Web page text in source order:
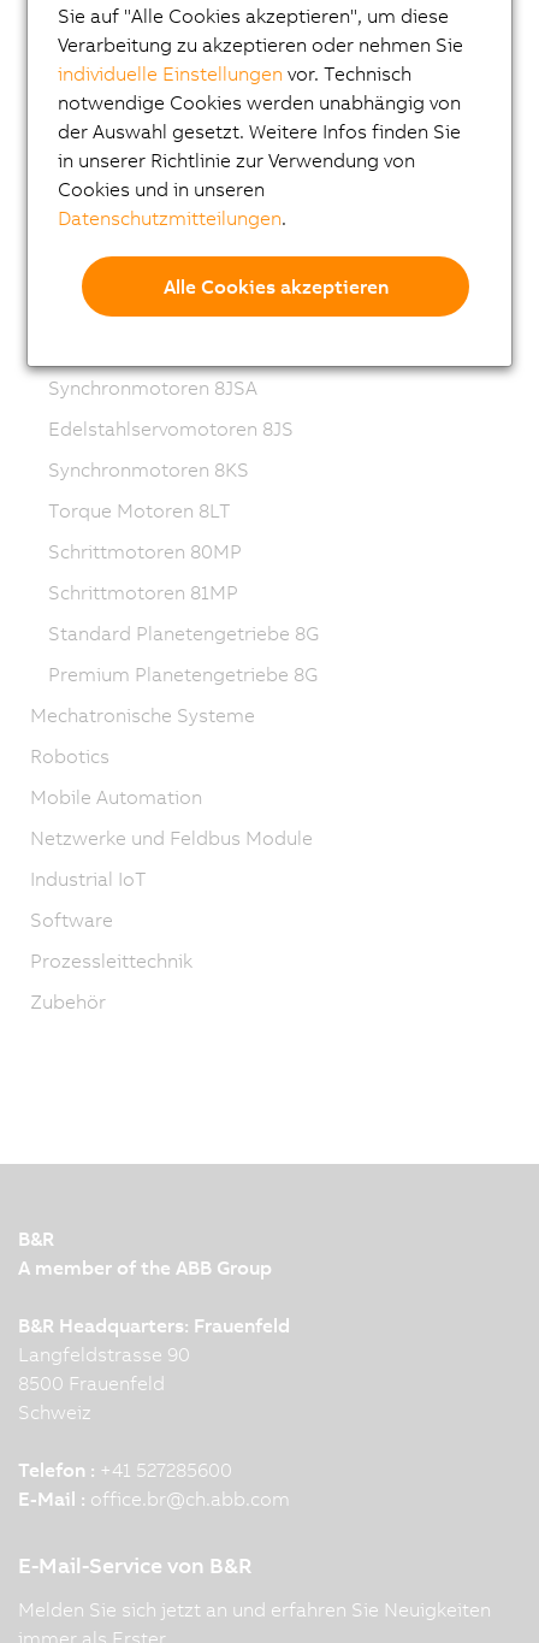
Synchronmotoren 8MS-4
ACOPOSmotor Compact
Servomotoren 8WSA
Getriebemotoren 8WSB
Synchronmotoren 8LVA
Getriebemotoren 8LVB
Synchronmotoren 8LWA
Synchronmotoren 8LS
Synchronmotoren 8JSA
Edelstahlservomotoren 8JS
Synchronmotoren 8KS
Torque Motoren 8LT
Schrittmotoren 80MP
Schrittmotoren 81MP
Standard Planetengetriebe 8G
Premium Planetengetriebe 8G
Mechatronische Systeme
Robotics
Mobile Automation
Netzwerke und Feldbus Module
Industrial IoT
Software
Prozessleittechnik
Zubehör
B&R
A member of the ABB Group
B&R Headquarters: Frauenfeld
Langfeldstrasse 90
8500 Frauenfeld
Schweiz
Telefon : +41 527285600
E-Mail : office.br@ch.abb.com
E-Mail-Service von B&R
Melden Sie sich jetzt an und erfahren Sie Neuigkeiten
immer als Erster.
Sie auf "Alle Cookies akzeptieren", um diese
Verarbeitung zu akzeptieren oder nehmen Sie
individuelle Einstellungen vor. Technisch
notwendige Cookies werden unabhängig von
der Auswahl gesetzt. Weitere Infos finden Sie
in unserer Richtlinie zur Verwendung von
Cookies und in unseren
Datenschutzmitteilungen.
Alle Cookies akzeptieren